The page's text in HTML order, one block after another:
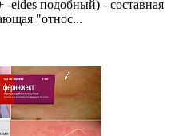
eides подобный) - составная
"относ...